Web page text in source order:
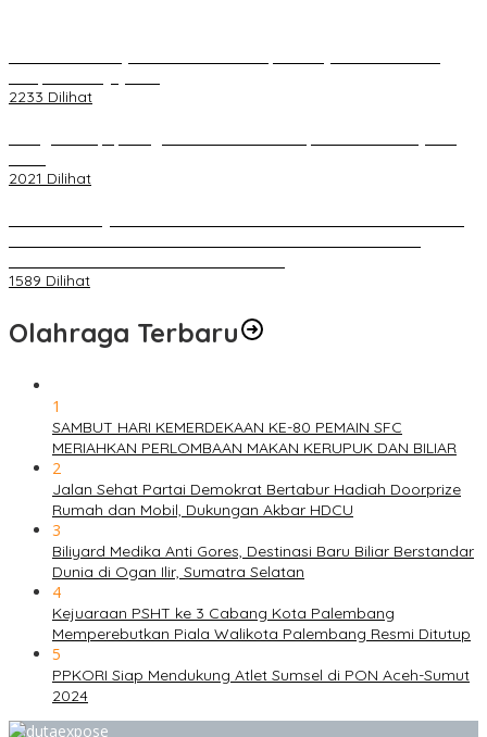
2233 Dilihat
2021 Dilihat
1589 Dilihat
Olahraga Terbaru
1
SAMBUT HARI KEMERDEKAAN KE-80 PEMAIN SFC
MERIAHKAN PERLOMBAAN MAKAN KERUPUK DAN BILIAR
2
Jalan Sehat Partai Demokrat Bertabur Hadiah Doorprize
Rumah dan Mobil, Dukungan Akbar HDCU
3
Biliyard Medika Anti Gores, Destinasi Baru Biliar Berstandar
Dunia di Ogan Ilir, Sumatra Selatan
4
Kejuaraan PSHT ke 3 Cabang Kota Palembang
Memperebutkan Piala Walikota Palembang Resmi Ditutup
5
PPKORI Siap Mendukung Atlet Sumsel di PON Aceh-Sumut
2024